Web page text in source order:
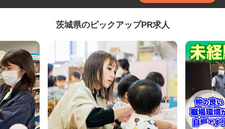
茨城県のピックアップPR求人